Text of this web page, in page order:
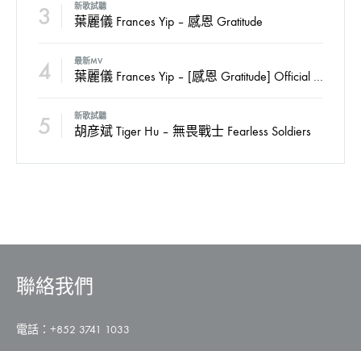
3 新歌試聽
葉麗儀 Frances Yip – 感恩 Gratitude
4 最新MV
葉麗儀 Frances Yip – [感恩 Gratitude] Official MV
5 新歌試聽
胡彦斌 Tiger Hu – 無畏戰士 Fearless Soldiers
聯絡我們
電話：+852 3741 1033